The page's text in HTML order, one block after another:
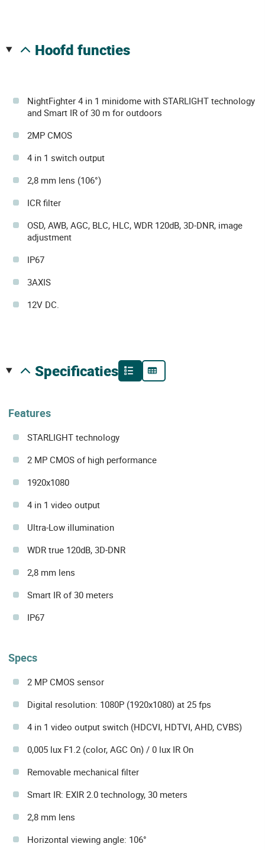
hoofd functies
NightFighter 4 in 1 minidome with STARLIGHT technology
and Smart IR of 30 m for outdoors
2MP CMOS
4 in 1 switch output
2,8 mm lens (106°)
ICR filter
OSD, AWB, AGC, BLC, HLC, WDR 120dB, 3D-DNR, image
adjustment
IP67
3AXIS
12V DC.
specificaties
Features
STARLIGHT technology
2 MP CMOS of high performance
1920x1080
4 in 1 video output
Ultra-Low illumination
WDR true 120dB, 3D-DNR
2,8 mm lens
Smart IR of 30 meters
IP67
Specs
2 MP CMOS sensor
Digital resolution: 1080P (1920x1080) at 25 fps
4 in 1 video output switch (HDCVI, HDTVI, AHD, CVBS)
0,005 lux F1.2 (color, AGC On) / 0 lux IR On
Removable mechanical filter
Smart IR: EXIR 2.0 technology, 30 meters
2,8 mm lens
Horizontal viewing angle: 106°